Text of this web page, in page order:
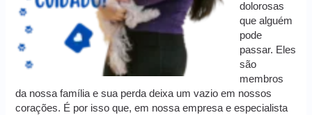
dolorosas
que alguém
pode
passar. Eles
são
membros
da nossa família e sua perda deixa um vazio em nossos
corações. É por isso que, em nossa empresa e especialista